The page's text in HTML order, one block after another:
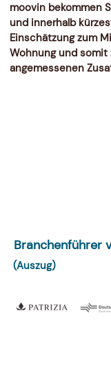
moovin bekommen
und innerhalb
Einschätzung zum
Wohnung und somit
angemessenen
Branchenführer
(Auszug)